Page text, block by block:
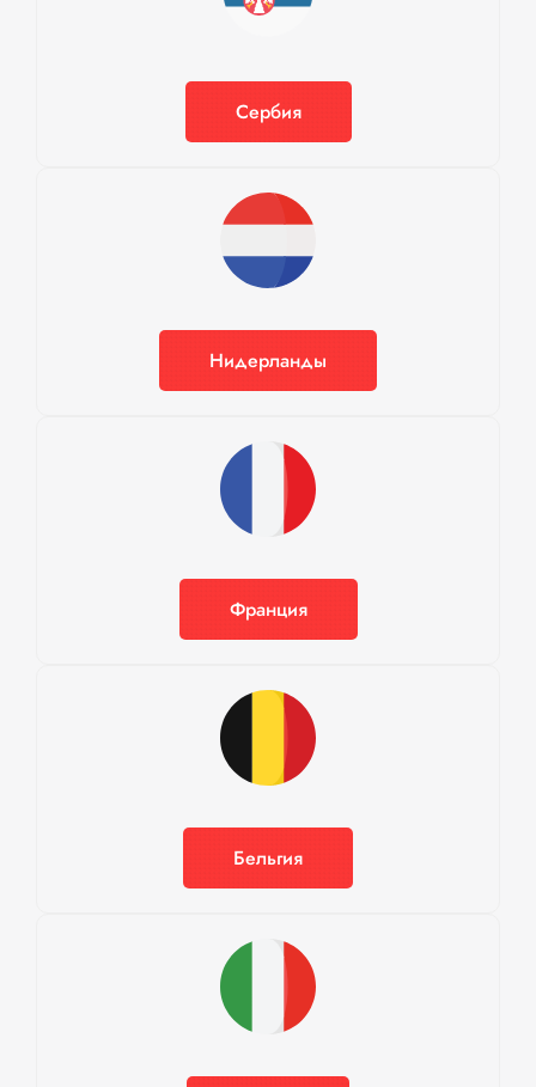
Сербия
Нидерланды
Франция
Бельгия